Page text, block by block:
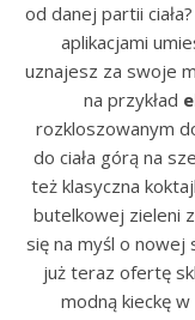
od danej partii
aplikacjami
uznajesz za swoje
na przykład
rozkloszowanym
do ciała górą na
też klasyczna
butelkowej zieleni
się na myśl o nowej
już teraz ofertę
modną kieckę